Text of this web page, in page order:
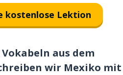
kostenlose Lektion
aus dem
wir Mexiko mit